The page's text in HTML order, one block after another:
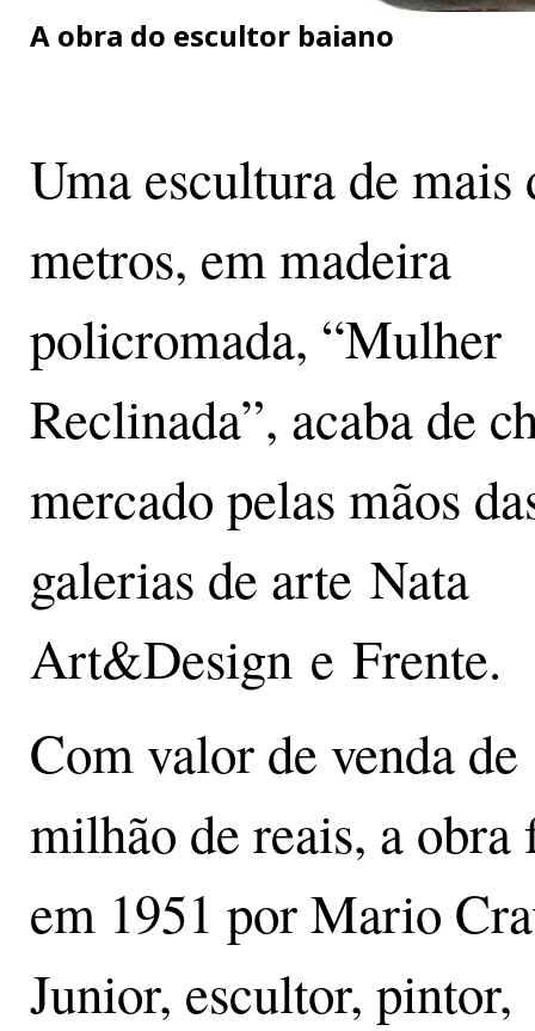
A obra do escultor baiano
Uma escultura de mais
metros, em madeira
policromada, “Mulher
Reclinada”, acaba de
mercado pelas mãos
galerias de arte Nata
Art&Design e Frente.
Com valor de venda de
milhão de reais, a obra
em 1951 por Mario
Junior, escultor, pintor,